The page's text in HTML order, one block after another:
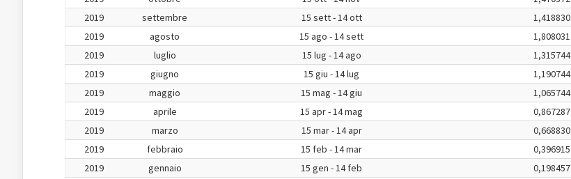
2019
settembre 15 sett - 14 ott
1,418830
2019
agosto 15 ago - 14 sett
1,808031
2019
luglio 15 lug - 14 ago
1,315744
2019
giugno 15 giu - 14 lug
1,190744
2019
maggio 15 mag - 14 giu
1,065744
2019
aprile 15 apr - 14 mag
0,867287
2019
marzo 15 mar - 14 apr
0,668830
2019
febbraio 15 feb - 14 mar
0,396915
2019
gennaio 15 gen - 14 feb 0,198457